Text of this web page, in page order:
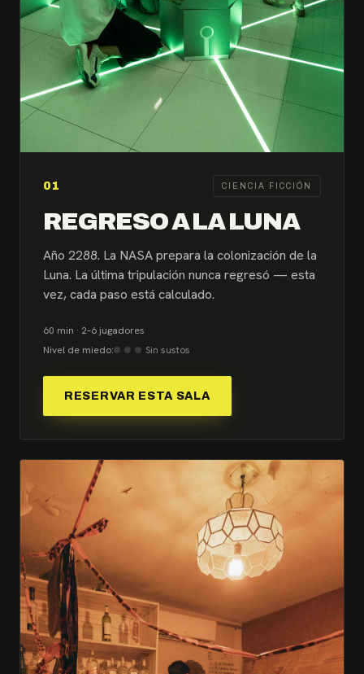
01 CIENCIA FICCIÓN
REGRESO A LA LUNA
Año 2288. La NASA prepara la colonización de la
Luna. La última tripulación nunca regresó — esta
vez, cada paso está calculado.
60 min · 2–6 jugadores
Nivel de miedo:
Sin sustos
RESERVAR ESTA SALA